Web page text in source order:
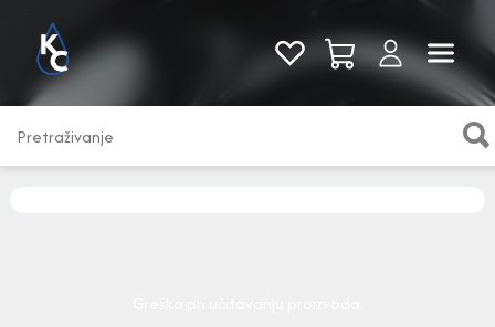
Pogledaj sve